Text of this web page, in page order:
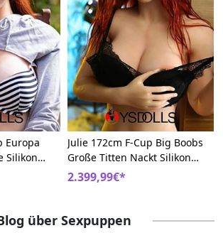
Europa
Silikon
Up Sex
Julie 172cm F-Cup Big Boobs
Große Titten Nackt Silikon
Feuchte Versuchung
Sexpuppen
2.399,99€*
über Sexpuppen